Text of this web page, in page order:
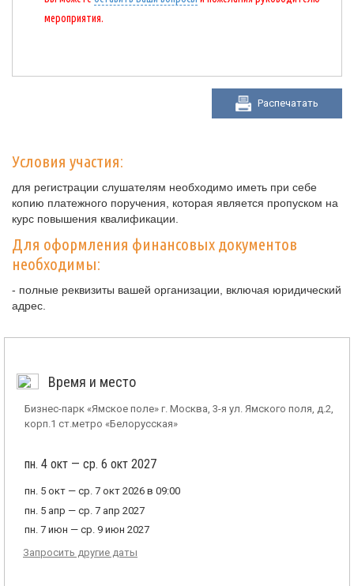
мероприятия.
Распечатать
Условия участия:
для регистрации слушателям необходимо иметь при себе
копию платежного поручения, которая является пропуском на
курс повышения квалификации.
Для оформления финансовых документов
необходимы:
- полные реквизиты вашей организации, включая юридический
адрес.
Время и место
Бизнес-парк «Ямское поле» г. Москва, 3-я ул. Ямского поля, д.2,
корп.1 ст.метро «Белорусская»
пн. 4 окт — ср. 6 окт 2027
пн. 5 окт — ср. 7 окт 2026 в 09:00
пн. 5 апр — ср. 7 апр 2027
пн. 7 июн — ср. 9 июн 2027
Запросить другие даты